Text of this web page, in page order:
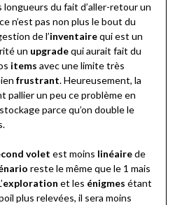
du fait d’aller-retour un
n’est pas non plus le bout du
de l’inventairequi est un
un upgradequi aurait fait du
items avec une limite très
frustrant. Heureusement, la
pallier un peu ce problème en
parce qu’on double le
volet est moins linéairede
reste le même que le 1 mais
exploration et les énigmes étant
plus relevées, il sera moins